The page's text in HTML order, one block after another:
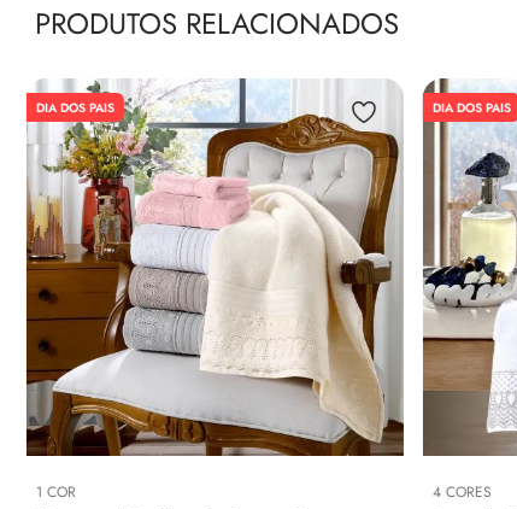
PRODUTOS RELACIONADOS
DIA DOS PAIS
1 COR
DIA DOS PAIS
4CORES